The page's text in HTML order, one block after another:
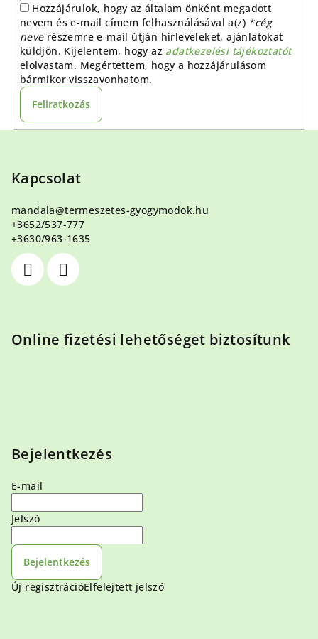
Hozzájárulok, hogy az általam önként megadott
nevem és e-mail címem felhasználásával a(z) *cég
neverészemre e-mail útján hírleveleket, ajánlatokat
küldjön. Kijelentem, hogy az adatkezelési tájékoztatót
elolvastam. Megértettem, hogy a hozzájárulásom
bármikor visszavonhatom.
Feliratkozás
Kapcsolat
mandala@termeszetes-gyogymodok.hu
+3652/537-777
+3630/963-1635
Online fizetési lehetőséget biztosítunk
Bejelentkezés
E-mail
Jelszó
Bejelentkezés
Új regisztrációElfelejtett jelszó